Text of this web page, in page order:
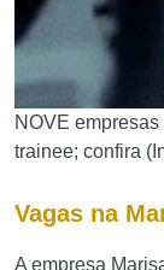
NOVE
trainee; confira
Vagas na
A empresa